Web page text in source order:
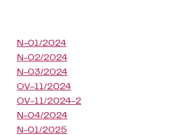
N-01/2024
N-02/2024
N-03/2024
OV-11/2024
OV-11/2024-2
N-04/2024
N-01/2025